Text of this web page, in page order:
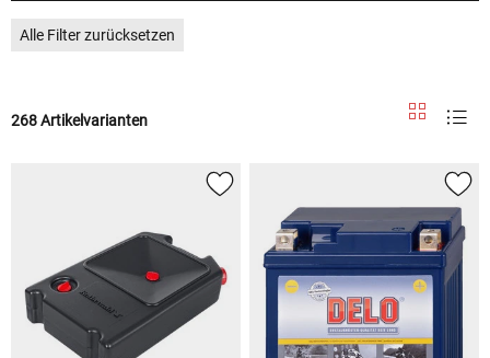
Alle Filter zurücksetzen
268 Artikelvarianten